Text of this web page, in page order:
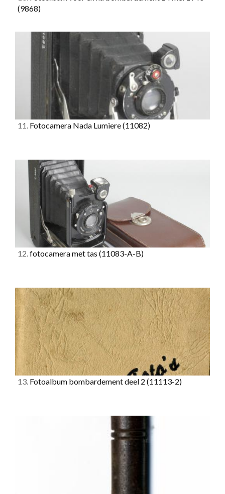
(9868)
11. Fotocamera Nada Lumiere(11082)
12.fotocamera met tas (11083-A-B)
13. Fotoalbum bombardement deel 2 (11113-2)